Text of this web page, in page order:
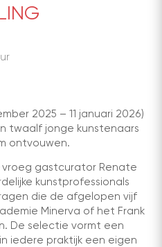
2025 – 11 januari 2026)
twaalf jonge kunstenaars
ontvouwen.
gastcurator Renate
kunstprofessionals
die de afgelopen vijf
Minerva of het Frank
De selectie vormt een
iedere praktijk een eigen